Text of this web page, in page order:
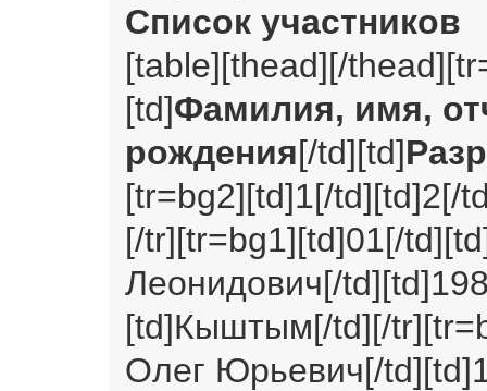
Список участников
[table][thead][/
[td]Фамилия, имя,
рождения[/td][td]
[tr=bg2][td]1[/td][td]2[/
[/tr][tr=bg1][td]01[/
Леонидович[/
[td]Кыштым[/td][/
Олег Юрьевич[/